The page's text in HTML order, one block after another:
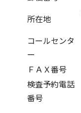
所在地
コールセンタ
ー
ＦＡＸ番号
検査予約電話
番号